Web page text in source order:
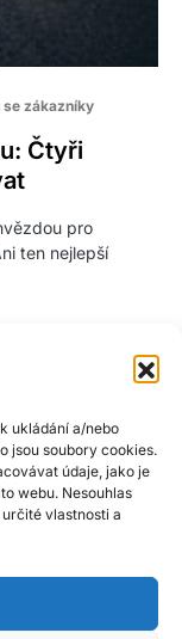
ukládání a/nebo
jsou soubory cookies.
údaje, jako je
webu. Nesouhlas
vlastnosti a
se zákazníky
Čtyři
pro
ten nejlepší